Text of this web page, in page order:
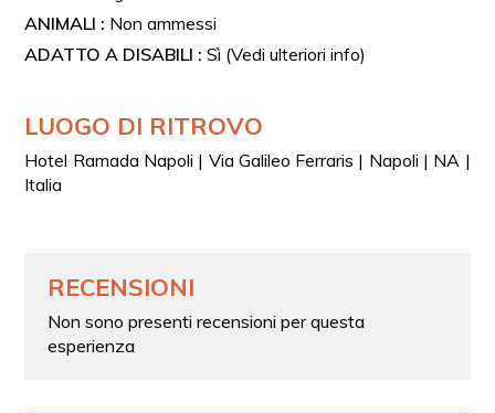
ANIMALI : Non ammessi
ADATTO A DISABILI :Sì (Vedi ulteriori info)
LUOGO DI RITROVO
Hotel Ramada Napoli | Via Galileo Ferraris | Napoli | NA |
Italia
RECENSIONI
Non sono presenti recensioni per questa
esperienza